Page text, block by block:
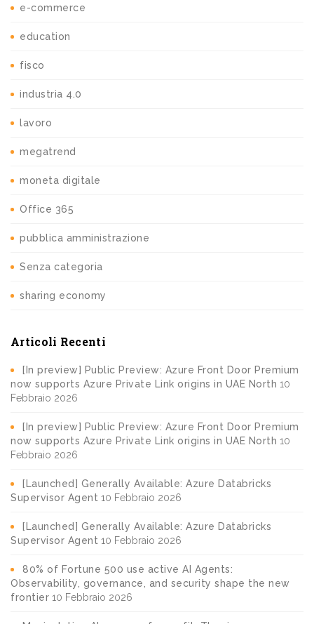
e-commerce
education
fisco
industria 4.0
lavoro
megatrend
moneta digitale
Office 365
pubblica amministrazione
Senza categoria
sharing economy
Articoli Recenti
[In preview] Public Preview: Azure Front Door Premium
now supports Azure Private Link origins in UAE North 10
Febbraio 2026
[In preview] Public Preview: Azure Front Door Premium
now supports Azure Private Link origins in UAE North 10
Febbraio 2026
[Launched] Generally Available: Azure Databricks
Supervisor Agent 10 Febbraio 2026
[Launched] Generally Available: Azure Databricks
Supervisor Agent 10 Febbraio 2026
80% of Fortune 500 use active AI Agents:
Observability, governance, and security shape the new
frontier 10 Febbraio 2026